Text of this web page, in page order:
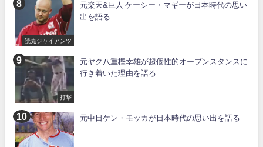
読売ジャイアンツ
元楽天&巨人 ケーシー・マギーが日本時代の思い
出を語る
打撃
元ヤク八重樫幸雄が超個性的オープンスタンスに
行き着いた理由を語る
元中日ケン・モッカが日本時代の思い出を語る